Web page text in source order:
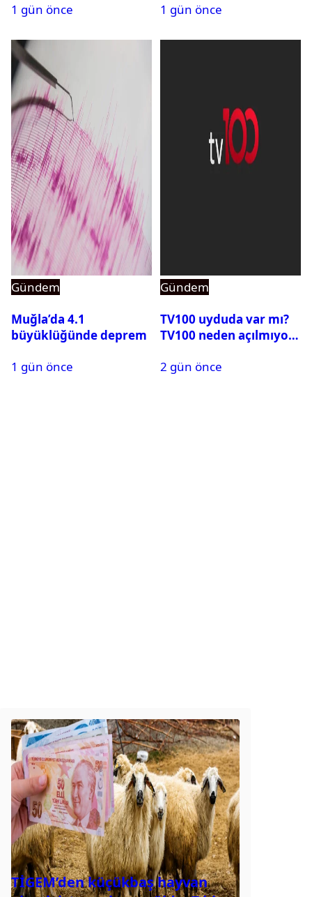
1 gün önce
açıldı
1 gün önce
Gündem
Muğla’da 4.1
büyüklüğünde deprem
1 gün önce
Gündem
TV100 uyduda var mı?
TV100 neden açılmıyor?
2 gün önce
TİGEM’den küçükbaş hayvan